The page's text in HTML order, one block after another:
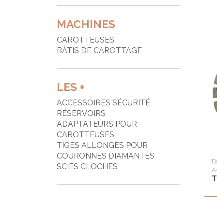
MACHINES
CAROTTEUSES
BÂTIS DE CAROTTAGE
LES +
ACCESSOIRES SÉCURITÉ
RÉSERVOIRS
ADAPTATEURS POUR
CAROTTEUSES
TIGES ALLONGES POUR
COURONNES DIAMANTÉS
SCIES CLOCHES